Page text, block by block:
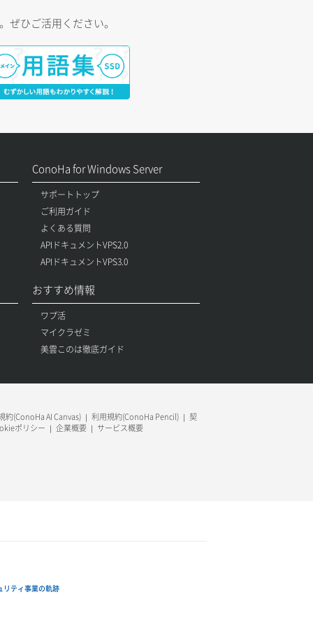
ひご活用ください。
ConoHa for Windows Server
サポートトップ
ご利用ガイド
よくある質問
APIドキュメントVPS2.0
APIドキュメントVPS3.0
おすすめ情報
ワプ活
マイクラゼミ
美雲このは徹底ガイド
約(ConoHa AI Canvas) 利用規約(ConoHa Pencil)
契
ポリシー 企業概要 サービス概要
リティ事業の軌跡